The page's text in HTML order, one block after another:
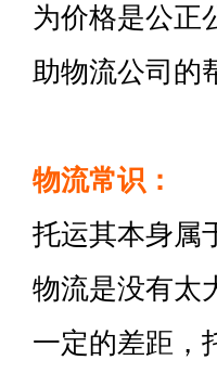
为价格是公正
助物流公司的
物流常识：
托运其本身属
物流是没有太
一定的差距，